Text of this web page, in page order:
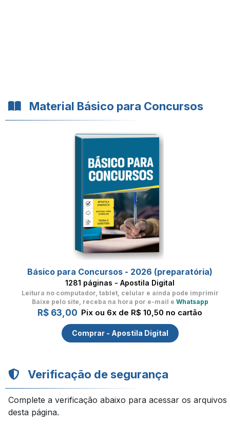
Material Básico para Concursos
Básico para Concursos - 2026 (preparatória)
1281 páginas - Apostila Digital
Leitura no computador, tablet, celular e ainda pode imprimir
Baixe pelo site, receba na hora por e-mail e Whatsapp
R$ 63,00 Pix ou 6x de R$ 10,50 no cartão
Comprar - Apostila Digital
Verificação de segurança
Complete a verificação abaixo para acessar os arquivos
desta página.